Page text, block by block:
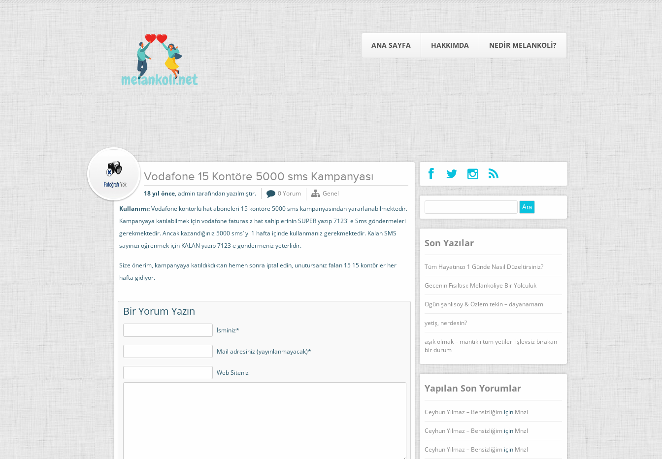
ANA SAYFA HAKKIMDA NEDIR MELANKOLI?
Vodafone 15 Kontöre 5000 sms Kampanyası
18 yıl önce, admin tarafından yazılmıştır. 0 Yorum
Genel
Kullanımı:Vodafone kontorlü hat aboneleri 15 kontöre 5000 sms kampanyasından yararlanabilmektedir.
Kampanyaya katılabilmek için vodafone faturasız hat sahiplerinin SUPER yazıp 7123′ e Sms göndermeleri
gerekmektedir. Ancak kazandığınız 5000 sms’ yi 1 hafta içinde kullanmanız gerekmektedir. Kalan SMS
sayınızı öğrenmek için KALAN yazıp 7123 e göndermeniz yeterlidir.
Size önerim, kampanyaya katıldıkdıktan hemen sonra iptal edin, unutursanız falan 15 15 kontörler her
hafta gidiyor.
Bir Yorum Yazın
İsminiz*
Mail adresiniz (yayınlanmayacak)*
Web Siteniz
Arama:
Son Yazılar
Tüm Hayatınızı 1 Günde Nasıl Düzeltirsiniz?
Gecenin Fısıltısı: Melankoliye Bir Yolculuk
Ogün şanlısoy & Özlem tekin – dayanamam
yetiş, nerdesin?
aşık olmak – mantıklı tüm yetileri işlevsiz bırakan
bir durum
Yapılan Son Yorumlar
Ceyhun Yılmaz – Bensizliğim için Mnzl
Ceyhun Yılmaz – Bensizliğim için Mnzl
Ceyhun Yılmaz – Bensizliğim için Mnzl